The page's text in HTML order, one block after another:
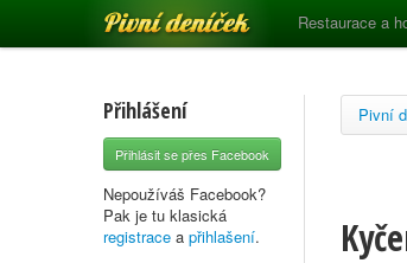
Pivní deníček Restaurace a
Přihlášení
Přihlásit se přes Facebook
Nepoužíváš Facebook?
Pak je tu klasická
registrace a přihlašení.
Pivní